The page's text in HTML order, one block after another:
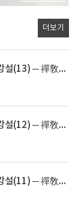
더보기
책담화冊談話 | 탄허 스님의 선학 강설(13) ─ 禪敎一致 十所以, 經有權實
책담화冊談話 | 탄허 스님의 선학 강설(12) ─ 禪敎一致 十所以, 經如繩墨
책담화冊談話 | 탄허 스님의 선학 강설(11) ─ 禪敎一致 十所以, 師有本末, 六祖 慧能의 不立文字 비판